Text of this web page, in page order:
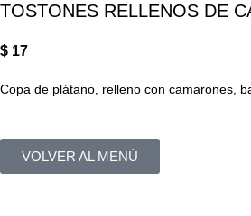
TOSTONES RELLENOS DE
$ 17
Copa de plátano, relleno con camarones,
VOLVER AL MENÚ